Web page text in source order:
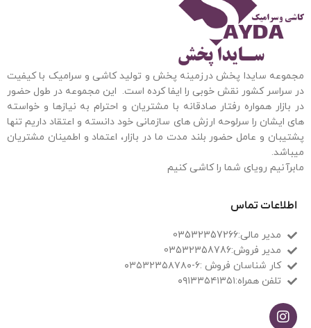
مجموعه سایدا پخش درزمینه پخش و تولید کاشی و سرامیک با کیفیت
در سراسر کشور نقش خوبی را ایفا کرده است. این مجموعهدر طول حضور
در بازار همواره رفتار صادقانه با مشتریان و احترام به نیازها و خواسته
های ایشان را سرلوحه ارزش های سازمانی خود دانسته و اعتقاد داریم تنها
پشتیبان و عامل حضور بلند مدت ما در بازار، اعتماد و اطمینان مشتریان
میباشد.
مابرآنیم رویای شما را کاشی کنیم
اطلاعات تماس
مدیر مالی:03532357266
مدیر فروش:03532358786
کار شناسان فروش :۶-۰۳۵۳۲۳۵۸۷۸۰
تلفن همراه:۰۹۱۳۳۵۴۱۳۵۱